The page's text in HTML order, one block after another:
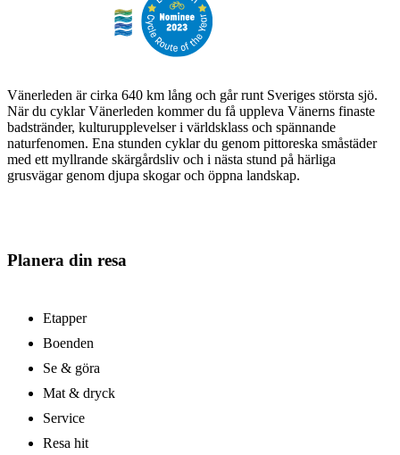
Vänerleden är cirka 640 km lång och går runt Sveriges största sjö.
När du cyklar Vänerleden kommer du få uppleva Vänerns finaste
badstränder, kulturupplevelser i världsklass och spännande
naturfenomen. Ena stunden cyklar du genom pittoreska småstäder
med ett myllrande skärgårdsliv och i nästa stund på härliga
grusvägar genom djupa skogar och öppna landskap.
Planera din resa
Etapper
Boenden
Se & göra
Mat & dryck
Service
Resa hit